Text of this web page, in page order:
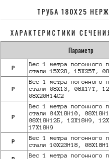
ТРУБА 180Х25
ХАРАКТЕРИСТИКИ
Параметр
P
Вес 1 метра погонного
стали 15Х28, 15Х25Т,
P
Вес 1 метра погонного
стали 08Х13, 08Х17Т,
08Х20Н14С2
P
Вес 1 метра погонного
стали 04Х18Н10,
08Х18Н12Б, 12Х18Н9,
17Х18Н9
P
Вес 1 метра погонного
стали 10Х23Н18,
Вес 1 метра погонного